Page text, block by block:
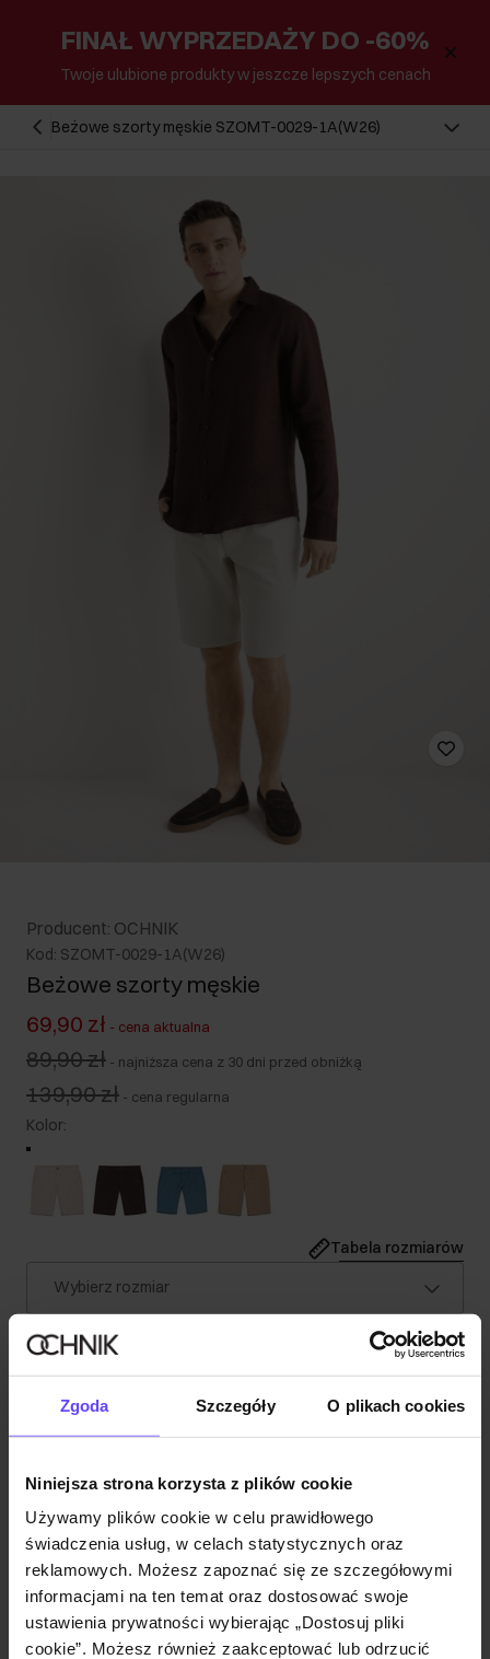
Zgoda Szczegóły O plikach cookies
Niniejsza strona korzysta z plików cookie
Używamy plików cookie w celu prawidłowego
świadczenia usług, w celach statystycznych oraz
reklamowych. Możesz zapoznać się ze szczegółowymi
informacjami na ten temat oraz dostosować swoje
ustawienia prywatności wybierając „Dostosuj pliki
cookie”. Możesz również zaakceptować lub odrzucić
FINAŁ WYPRZEDAŻY DO -60%
Twoje ulubione produkty w jeszcze lepszych cenach
Beżowe szorty męskie SZOMT-0029-1A(W26)
Producent: OCHNIK
Kod: SZOMT-0029-1A(W26)
Beżowe szorty męskie
69,90 zł - cena aktualna
89,90 zł - najniższa cena z 30 dni przed obniżką
139,90 zł - cena regularna
Kolor:
Tabela rozmiarów
Wybierz rozmiar
Wysyłka w 1 dzień roboczy
Opis produktu
Skład
Opinie